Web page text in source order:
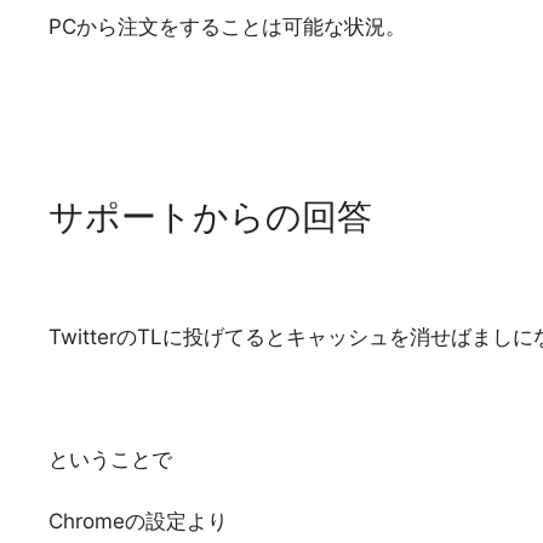
PCから注文をすることは可能な状況。
サポートからの回答
TwitterのTLに投げてるとキャッシュを消せばましに
ということで
Chromeの設定より